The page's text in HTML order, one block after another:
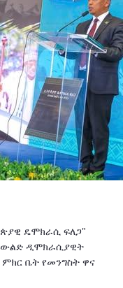
ዴሞክራሲ ፍለጋ"
ዲሞክራሲያዊት
ቤት የመንግስት ዋና